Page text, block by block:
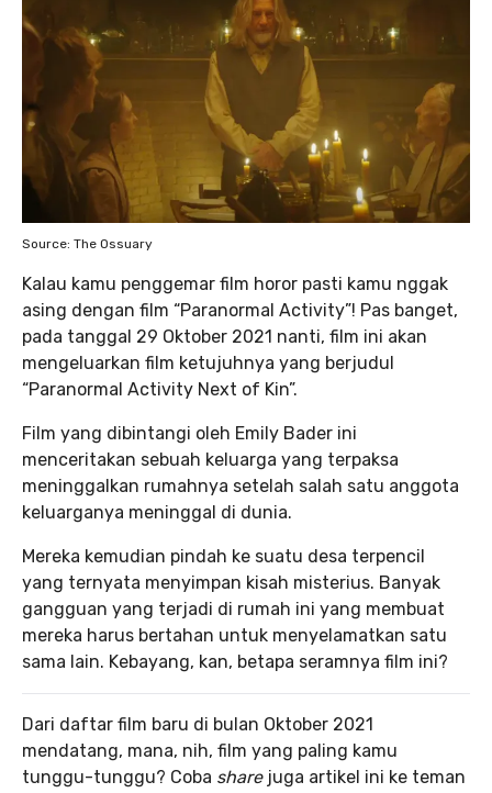
Source: The Ossuary
Kalau kamu penggemar film horor pasti kamu nggak
asing dengan film “Paranormal Activity”! Pas banget,
pada tanggal 29 Oktober 2021 nanti, film ini akan
mengeluarkan film ketujuhnya yang berjudul
“Paranormal Activity Next of Kin”.
Film yang dibintangi oleh Emily Bader ini
menceritakan sebuah keluarga yang terpaksa
meninggalkan rumahnya setelah salah satu anggota
keluarganya meninggal di dunia.
Mereka kemudian pindah ke suatu desa terpencil
yang ternyata menyimpan kisah misterius. Banyak
gangguan yang terjadi di rumah ini yang membuat
mereka harus bertahan untuk menyelamatkan satu
sama lain. Kebayang, kan, betapa seramnya film ini?
Dari daftar film baru di bulan Oktober 2021
mendatang, mana, nih, film yang paling kamu
tunggu-tunggu? Coba share juga artikel ini ke teman